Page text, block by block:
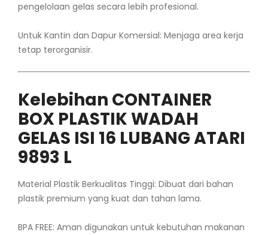
pengelolaan gelas secara lebih profesional.
Untuk Kantin dan Dapur Komersial: Menjaga area kerja
tetap terorganisir.
Kelebihan CONTAINER
BOX PLASTIK WADAH
GELAS ISI 16 LUBANG ATARI
9893 L
Material Plastik Berkualitas Tinggi: Dibuat dari bahan
plastik premium yang kuat dan tahan lama.
BPA FREE: Aman digunakan untuk kebutuhan makanan